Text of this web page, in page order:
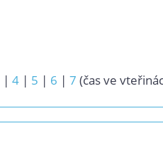
| 4 | 5 | 6 | 7 (čas ve